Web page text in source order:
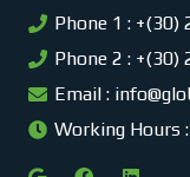
Phone 1 : +(30)
Phone 2 : +(30)
Email :
Working Hours